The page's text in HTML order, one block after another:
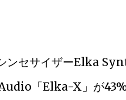
ンセサイザーElka
「Elka-X」が